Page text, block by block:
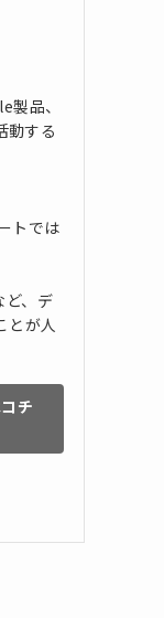
品、
動する
トでは
ど、デ
とが人
チ